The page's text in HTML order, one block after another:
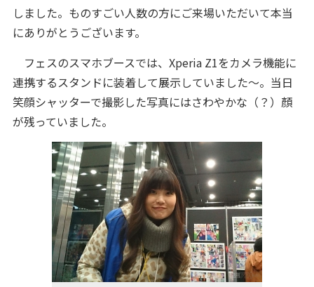
しました。ものすごい人数の方にご来場いただいて本当
にありがとうございます。
フェスのスマホブースでは、Xperia Z1をカメラ機能に
連携するスタンドに装着して展示していました～。当日
笑顔シャッターで撮影した写真にはさわやかな（？）顏
が残っていました。